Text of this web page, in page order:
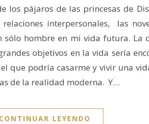
los pájaros de las princesas de
interpersonales, las
hombre en mi vida futura. La
objetivos en la vida sería
que podría casarme y vivir una
de la realidad moderna. Y…
CONTINUAR LEYENDO